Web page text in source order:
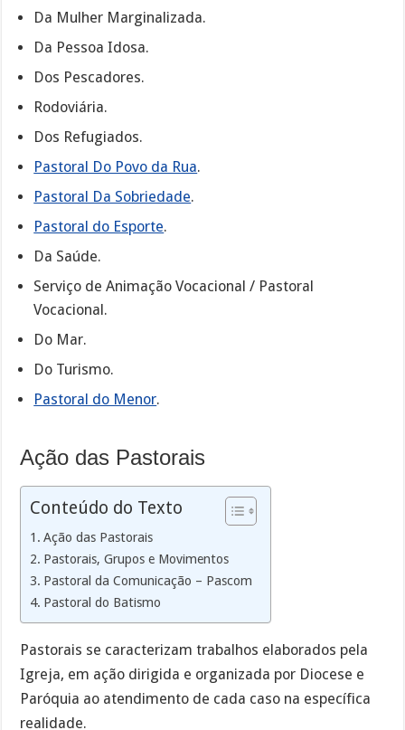
Da Mulher Marginalizada.
Da Pessoa Idosa.
Dos Pescadores.
Rodoviária.
Dos Refugiados.
Pastoral Do Povo da Rua.
Pastoral Da Sobriedade.
Pastoral do Esporte.
Da Saúde.
Serviço de Animação Vocacional / Pastoral
Vocacional.
Do Mar.
Do Turismo.
Pastoral do Menor.
Ação das Pastorais
Conteúdo do Texto
Ação das Pastorais
Pastorais, Grupos e Movimentos
Pastoral da Comunicação – Pascom
Pastoral do Batismo
Pastorais se caracterizam trabalhos elaborados pela
Igreja, em ação dirigida e organizada por Diocese e
Paróquia ao atendimento de cada caso na específica
realidade.